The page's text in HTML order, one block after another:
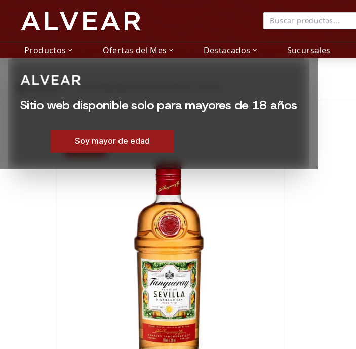
Productos expand_more Ofertas del Mes expand_more Destacados expand_more Sucursales
Sitio web disponible solo para mayores de 18 años
Soy mayor de edad
grid_view Productos GIN TANQUERAY FLOR DE SEVILLA 700 ML
15% OFF